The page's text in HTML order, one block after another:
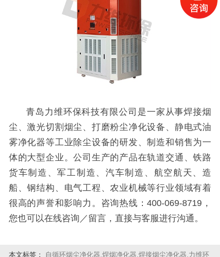
青岛力维环保科技有限公司是一家从事焊接烟
尘、激光切割烟尘、打磨粉尘净化设备、静电式油
雾净化器等工业除尘设备的研发、制造和销售为一
体的大型企业。公司生产的产品在轨道交通、铁路
货车制造、军工制造、汽车制造、航空航天、造
船、钢结构、电气工程、农业机械等行业领域有着
很高的声誉和影响力。咨询热线：400-069-8719，
您也可以在线咨询／留言，直接与客服进行沟通。
本文标签： 自循环烟尘净化器.焊烟净化器.焊接烟尘净化器.力维环